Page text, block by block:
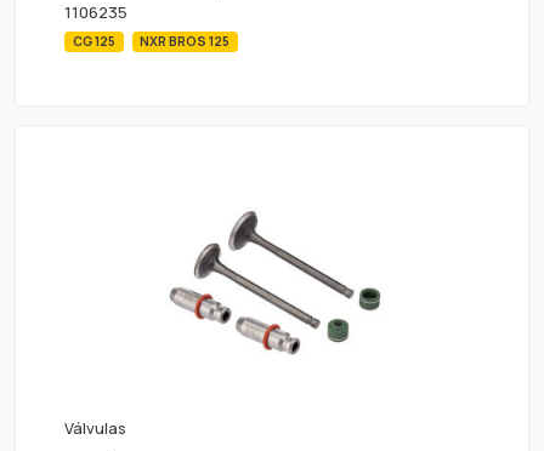
1106235
CG 125 NXR BROS 125
Válvulas